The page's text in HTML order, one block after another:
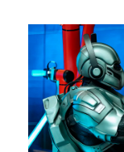
и креативные
Кино и театр
Искусство
Дизайн и мода
Реклама и
Архитектура и